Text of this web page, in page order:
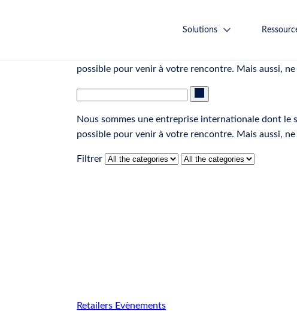
Solutions
Évènements et Webinaires
possible pour venir à votre rencontre. Mais aussi, ne
Nous sommes une entreprise internationale dont le
possible pour venir à votre rencontre. Mais aussi, ne
Filtrer
Retailers Evènements